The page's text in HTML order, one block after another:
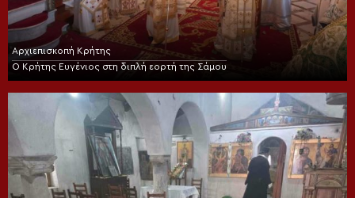
Αρχιεπισκοπή Κρήτης
Ο Κρήτης Ευγένιος στη διπλή εορτή της Σάμου